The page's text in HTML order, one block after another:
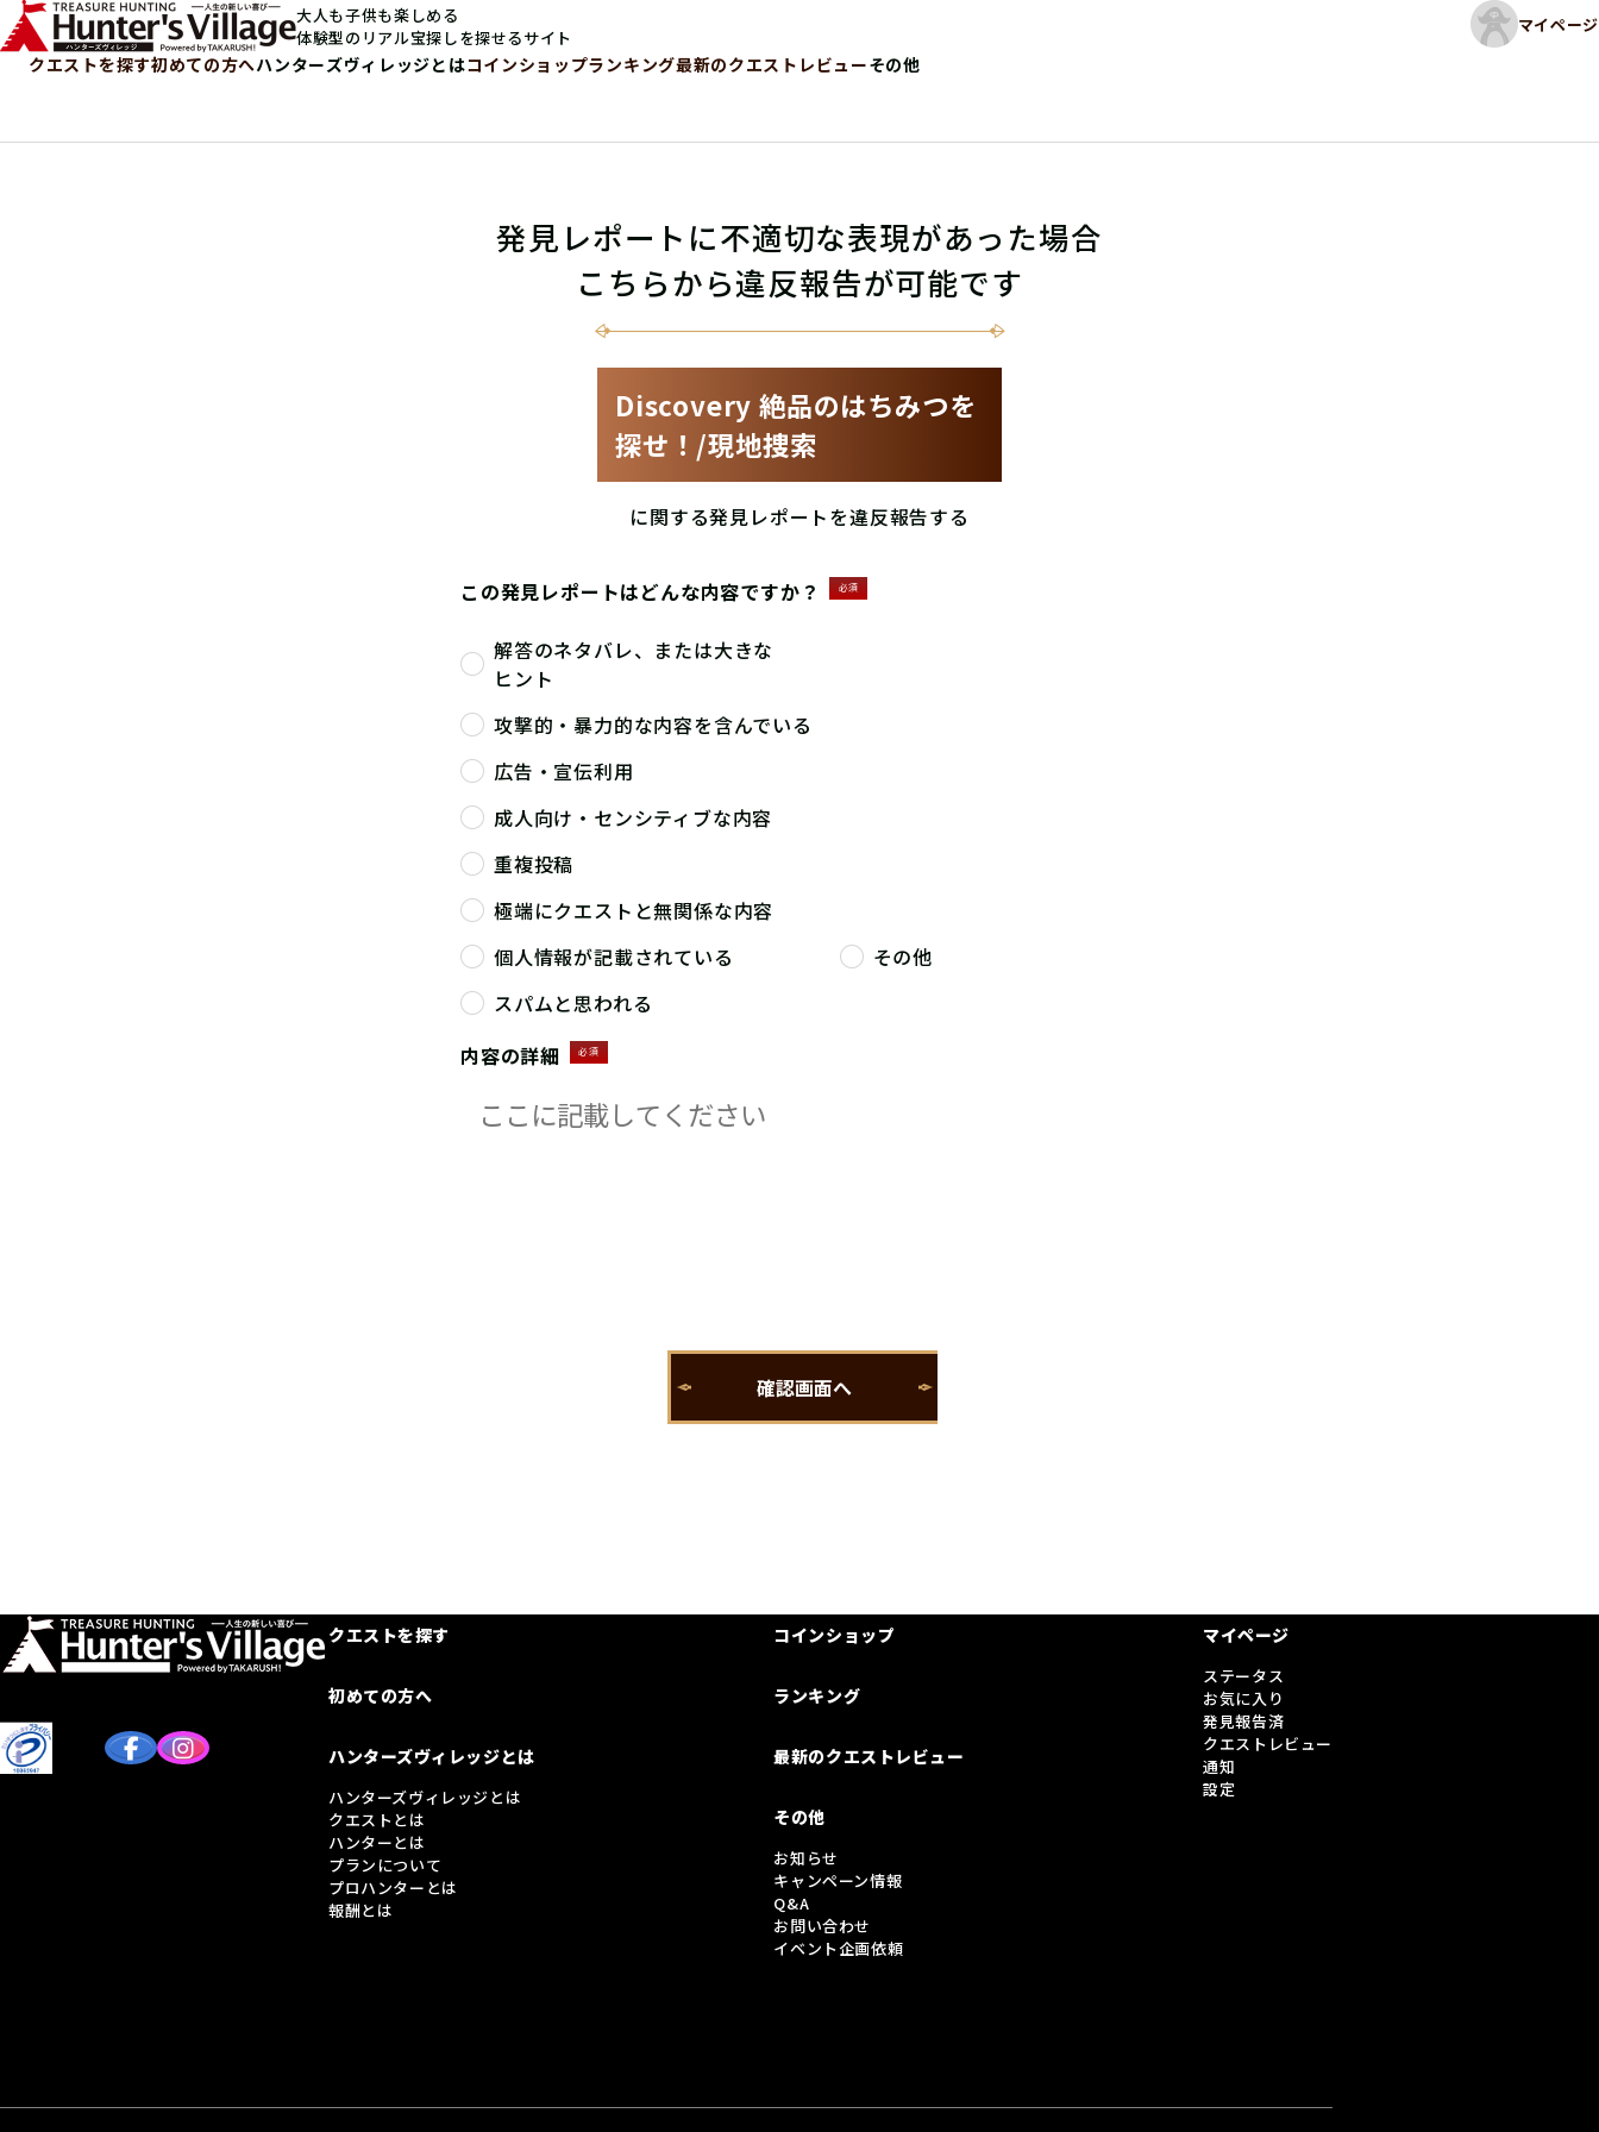
大人も子供も楽しめる
体験型のリアル宝探しを探せるサイト
マイページ
クエストを探す初めての方へハンターズヴィレッジとはコインショップランキング最新のクエストレビューその他
発見レポートに不適切な表現があった場合
こちらから違反報告が可能です
Discovery 絶品のはちみつを
探せ！/現地捜索
に関する発見レポートを違反報告する
この発見レポートはどんな内容ですか？ 必須
解答のネタバレ、または大きな
ヒント
攻撃的・暴力的な内容を含んでいる
広告・宣伝利用
成人向け・センシティブな内容
重複投稿
極端にクエストと無関係な内容
個人情報が記載されている
その他
スパムと思われる
内容の詳細
必須
クエストを探す
初めての方へ
ハンターズヴィレッジとは
ハンターズヴィレッジとは
クエストとは
ハンターとは
プランについて
プロハンターとは
報酬とは
コインショップ
ランキング
最新のクエストレビュー
その他
お知らせ
キャンペーン情報
Q&A
お問い合わせ
イベント企画依頼
マイページ
ステータス
お気に入り
発見報告済
クエストレビュー
通知
設定